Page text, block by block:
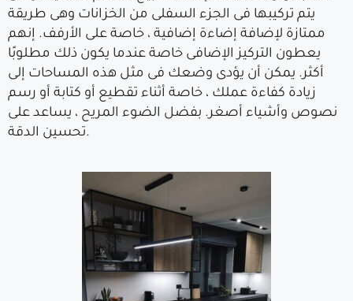
يتم تركيبها فى الجزء السفلى من الخزانات وهى طريقة
ممتازة لإضافة إضاءة إضافية ، خاصة على الأرفف. إنهم
يعطون التركيز الإضافى خاصة عندما يكون ذلك مطلوبًا
أكثر. يمكن أن يؤدى وضعك فى مثل هذه المساحات إلى
زيادة كفاءة عملك ، خاصة أثناء تقطيع أو كتابة أو رسم
نصوص وأشياء أصغر. بفضل الضوء المريح ، يساعد على
تحسين الدقة.